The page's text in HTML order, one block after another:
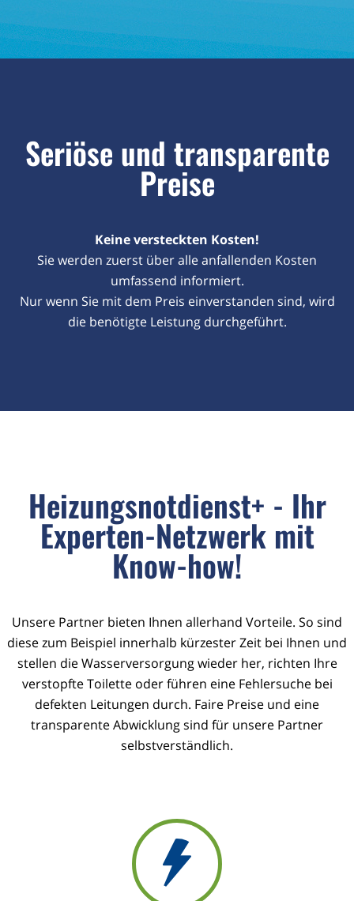
Seriöse und transparente
Preise
Keine versteckten Kosten!
Sie werden zuerst über alle anfallenden Kosten
umfassend informiert.
Nur wenn Sie mit dem Preis einverstanden sind, wird
die benötigte Leistung durchgeführt.
Heizungsnotdienst+ - Ihr
Experten-Netzwerk mit
Know-how!
Unsere Partner bieten Ihnen allerhand Vorteile. So sind
diese zum Beispiel innerhalb kürzester Zeit bei Ihnen und
stellen die Wasserversorgung wieder her, richten Ihre
verstopfte Toilette oder führen eine Fehlersuche bei
defekten Leitungen durch. Faire Preise und eine
transparente Abwicklung sind für unsere Partner
selbstverständlich.